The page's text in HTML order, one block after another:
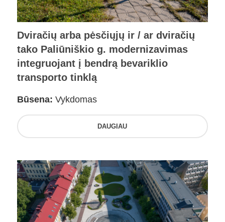
Dviračių arba pėsčiųjų ir / ar dviračių
tako Paliūniškio g. modernizavimas
integruojant į bendrą bevariklio
transporto tinklą
Būsena: Vykdomas
DAUGIAU